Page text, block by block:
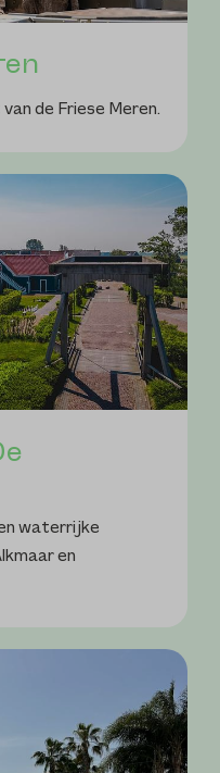
de Friese Meren.
waterrijke
en